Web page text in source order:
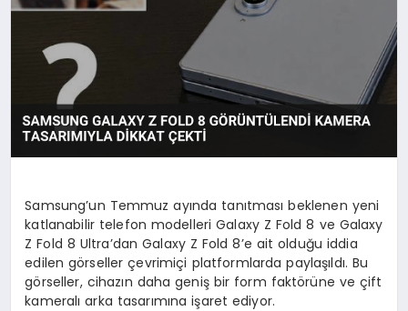
TEKNOLOJI
Samsung’un Temmuz ayında tanıtması beklenen yeni
katlanabilir telefon modelleri Galaxy Z Fold 8 ve Galaxy
Z Fold 8 Ultra’dan Galaxy Z Fold 8’e ait olduğu iddia
edilen görseller çevrimiçi platformlarda paylaşıldı. Bu
görseller, cihazın daha geniş bir form faktörüne ve çift
kameralı arka tasarımına işaret ediyor.